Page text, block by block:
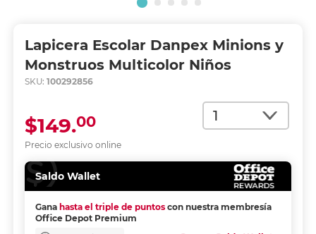
Lapicera Escolar Danpex Minions y
Monstruos Multicolor Niños
SKU: 100292856
Cantidad
Precio exclusivo online
$149.00
Saldo Wallet
Gana hasta el triple de puntos con nuestra membresía
Office Depot Premium